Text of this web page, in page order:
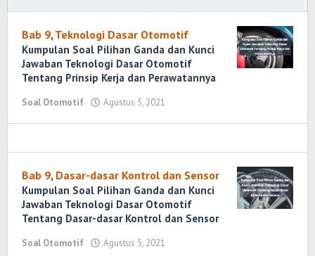
Bab 9, Teknologi Dasar Otomotif
Kumpulan Soal Pilihan Ganda dan Kunci
Jawaban Teknologi Dasar Otomotif
Tentang Prinsip Kerja dan Perawatannya
Soal Otomotif Agustus 5, 2021
Bab 9, Dasar-dasar Kontrol dan Sensor
Kumpulan Soal Pilihan Ganda dan Kunci
Jawaban Teknologi Dasar Otomotif
Tentang Dasar-dasar Kontrol dan Sensor
Soal Otomotif Agustus 5, 2021